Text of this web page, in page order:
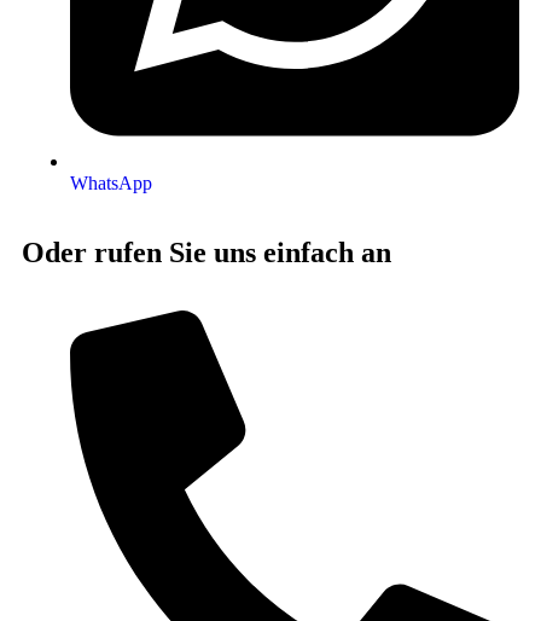
WhatsApp
Oder rufen Sie uns einfach an